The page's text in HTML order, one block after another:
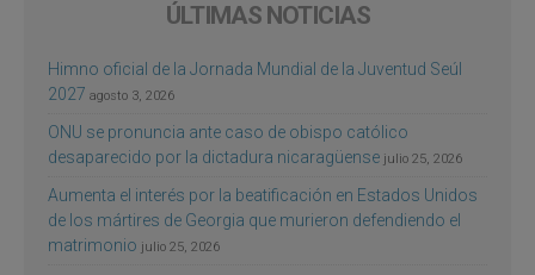
ÚLTIMAS NOTICIAS
Himno oficial de la Jornada Mundial de la Juventud Seúl
2027 agosto 3, 2026
ONU se pronuncia ante caso de obispo católico
desaparecido por la dictadura nicaragüense julio 25, 2026
Aumenta el interés por la beatificación en Estados Unidos
de los mártires de Georgia que murieron defendiendo el
matrimonio julio 25, 2026